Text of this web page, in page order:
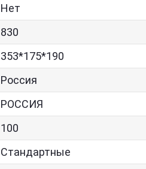
Нет
830
353*175*190
Россия
РОССИЯ
100
Стандартные